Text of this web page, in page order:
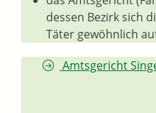
dessen Bezirk sich
Täter gewöhnlich
Amtsgericht